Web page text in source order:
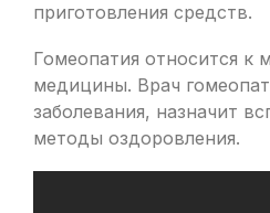
приготовления средств.
Гомеопатия относится к
медицины. Врач
заболевания, назначит
методы оздоровления.